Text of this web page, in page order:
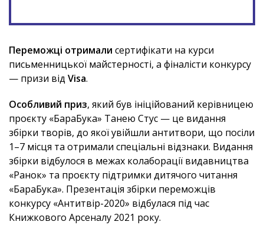
Переможці отримали сертифікати на курси
письменницької майстерності, а фіналісти конкурсу
— призи від Visa.
Особливий приз, який був ініційований керівницею
проєкту «БараБука» Танею Стус — це видання
збірки творів, до якої увійшли антитвори, що посіли
1–7 місця та отримали спеціальні відзнаки. Видання
збірки відбулося в межах колаборації видавництва
«Ранок» та проєкту підтримки дитячого читання
«БараБука». Презентація збірки переможців
конкурсу «Антитвір-2020» відбулася під час
Книжкового Арсеналу 2021 року.